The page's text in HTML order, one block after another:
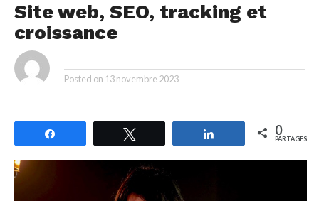
Site web, SEO, tracking et
croissance
Posted on 13 novembre 2023
Partagez 0
PARTAGES